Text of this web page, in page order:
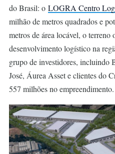
do Brasil: o LOGRA Centro
milhão de metros quadrados e
metros de área locável, o terreno
desenvolvimento logístico na
grupo de investidores, incluindo
José, Áurea Asset e clientes do
557 milhões no empreendimento.